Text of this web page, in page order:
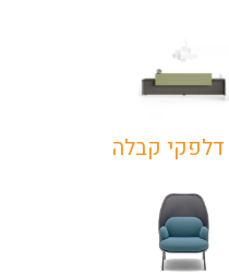
דלפקי קבלה